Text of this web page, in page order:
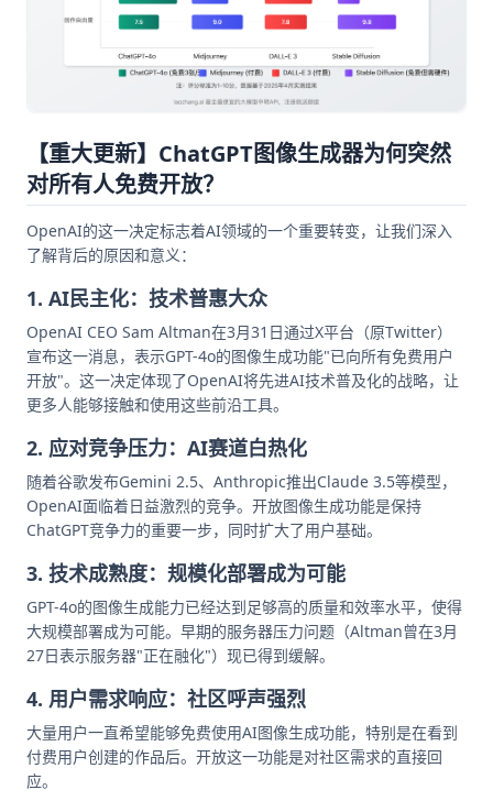
【重大更新】ChatGPT图像生成器为何突然
对所有人免费开放？
OpenAI的这一决定标志着AI领域的一个重要转变，让我们深入
了解背后的原因和意义：
1. AI民主化：技术普惠大众
OpenAI CEO Sam Altman在3月31日通过X平台（原Twitter）
宣布这一消息，表示GPT-4o的图像生成功能"已向所有免费用户
开放"。这一决定体现了OpenAI将先进AI技术普及化的战略，让
更多人能够接触和使用这些前沿工具。
2. 应对竞争压力：AI赛道白热化
随着谷歌发布Gemini 2.5、Anthropic推出Claude 3.5等模型，
OpenAI面临着日益激烈的竞争。开放图像生成功能是保持
ChatGPT竞争力的重要一步，同时扩大了用户基础。
3. 技术成熟度：规模化部署成为可能
GPT-4o的图像生成能力已经达到足够高的质量和效率水平，使得
大规模部署成为可能。早期的服务器压力问题（Altman曾在3月
27日表示服务器"正在融化"）现已得到缓解。
4. 用户需求响应：社区呼声强烈
大量用户一直希望能够免费使用AI图像生成功能，特别是在看到
付费用户创建的作品后。开放这一功能是对社区需求的直接回
应。